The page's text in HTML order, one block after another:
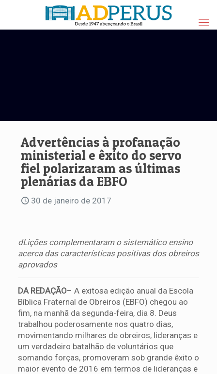
Advertências à profanação
ministerial e êxito do servo
fiel polarizaram as últimas
plenárias da EBFO
30 de janeiro de 2017
dLições complementaram o sistemático ensino
acerca das características positivas dos obreiros
aprovados
DA REDAÇÃO– A exitosa edição anual da Escola
Bíblica Fraternal de Obreiros (EBFO) chegou ao
fim, na manhã da segunda-feira, dia 8. Deus
trabalhou poderosamente nos quatro dias,
movimentando milhares de obreiros, lideranças e
um verdadeiro batalhão de voluntários que
somando forças, promoveram sob grande êxito o
maior evento de 2016 em termos de lideranças e